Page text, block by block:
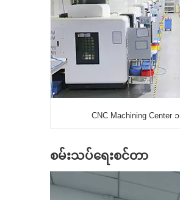
CNC Machining Center ၁
စမ်းသပ်ရေးစင်တာ